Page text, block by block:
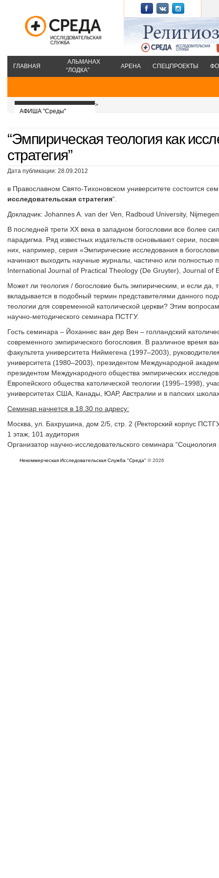
ГЛАВНАЯ
АЛЬМАНАХ
“ЛОДКА”
АРЕНА СПЕЦПРОЕКТЫ
АФИША "Среды"
>
“Эмпирическая теология как
стратегия”
Дата публикации: 28.09.2012
в Православном Свято-Тихоновском университете состоится
исследовательская стратегия“.
Докладчик: Johannes A. van der Ven, Radboud University,
В последней трети ХХ века в западном богословии все более
парадигма. Ряд известных издательств основывают серии,
них, например, серия «Эмпирические исследования в
начинают выходить научные журналы, частично или
International Journal of Practical Theology (De Gruyter), Journal of
Может ли теология / богословие быть эмпирическим, и если да,
вкладывается в подобный термин представителями данного
теологии для современной католической церкви? Этим
научно-методического семинара ПСТГУ.
Гость семинара – Йоханнес ван дер Вен – голландский
современного эмпирического богословия. В различное время
факультета университета Ниймегена (1997–2003),
университета (1980–2003), президентом Международной
президентом Международного общества эмпирических
Европейского общества католической теологии (1995–1998),
университетах США, Канады, ЮАР, Австралии и в папских
Семинар начнется в 18.30 по адресу:
Москва, ул. Бахрушина, дом 2/5, стр. 2 (Ректорский корпус
1 этаж, 101 аудитория
Организатор научно-исследовательского семинара
Некоммерческая Исследовательская Служба "Среда" © 2026